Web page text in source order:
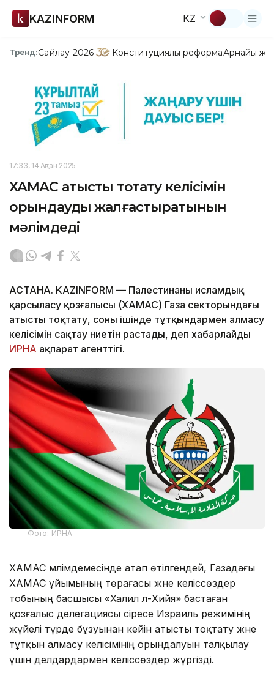
KAZINFORM KZ
Тренд:Сайлау-2026 Конституциялық реформаАрнайы
17:33, 14 Ақпан 2025
ХАМАС атысты тоқтату келісімін
орындауды жалғастыратынын
мәлімдеді
АСТАНА. KAZINFORM — Палестинаның исламдық
қарсыласу қозғалысы (ХАМАС) Газа секторындағы
атысты тоқтату, соның ішінде тұтқындармен алмасу
келісімін сақтау ниетін растады, деп хабарлайды
ИРНА ақпарат агенттігі.
Фото: ИРНА
ХАМАС мәлімдемесінде атап өтілгендей, Газадағы
ХАМАС ұйымының төрағасы және келіссөздер
тобының басшысы «Халил әл-Хийя» бастаған
қозғалыс делегациясы әсіресе Израиль режимінің
жүйелі түрде бұзуынан кейін атысты тоқтату және
тұтқын алмасу келісімінің орындалуын талқылау
үшін делдардармен келіссөздер жүргізді.